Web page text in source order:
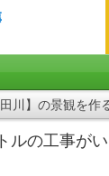
川】の景観を作
ルの工事が